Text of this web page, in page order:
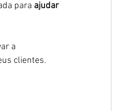
para ajudar
a
clientes.